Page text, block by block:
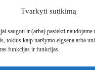
Tvarkyti sutikimą
saugoti ir (arba) pasiekti
tokius kaip naršymo elgsena arba
funkcijas ir funkcijas.